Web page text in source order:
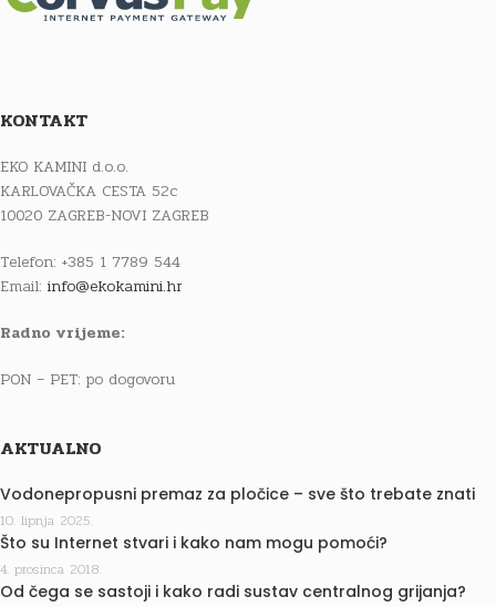
KONTAKT
EKO KAMINI d.o.o.
KARLOVAČKA CESTA 52c
10020 ZAGREB-NOVI ZAGREB
Telefon: +385 1 7789 544
Email: info@ekokamini.hr
Radno vrijeme:
PON – PET: po dogovoru
AKTUALNO
Vodonepropusni premaz za pločice – sve što trebate znati
10. lipnja 2025.
Što su Internet stvari i kako nam mogu pomoći?
4. prosinca 2018.
Od čega se sastoji i kako radi sustav centralnog grijanja?